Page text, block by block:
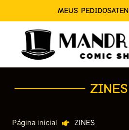
MEUS PEDIDOS
ZINES
Página inicial ZINES